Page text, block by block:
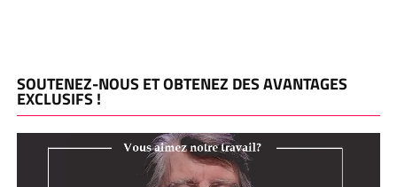
SOUTENEZ-NOUS ET OBTENEZ DES AVANTAGES
EXCLUSIFS !